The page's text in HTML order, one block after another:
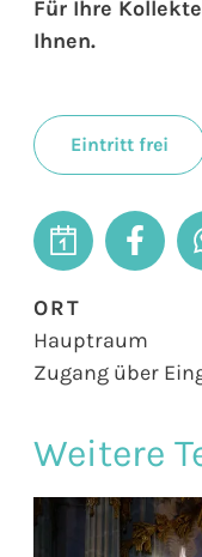
Für Ihre
Ihnen.
Eintritt frei
ORT
Hauptraum
Zugang über
Weitere